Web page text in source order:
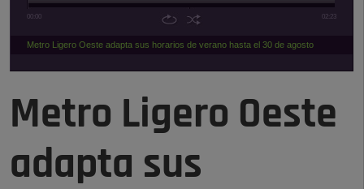
00:00 02:23
Metro Ligero Oeste adapta sus horarios de verano hasta el 30 de agosto
Metro Ligero Oeste
adapta sus